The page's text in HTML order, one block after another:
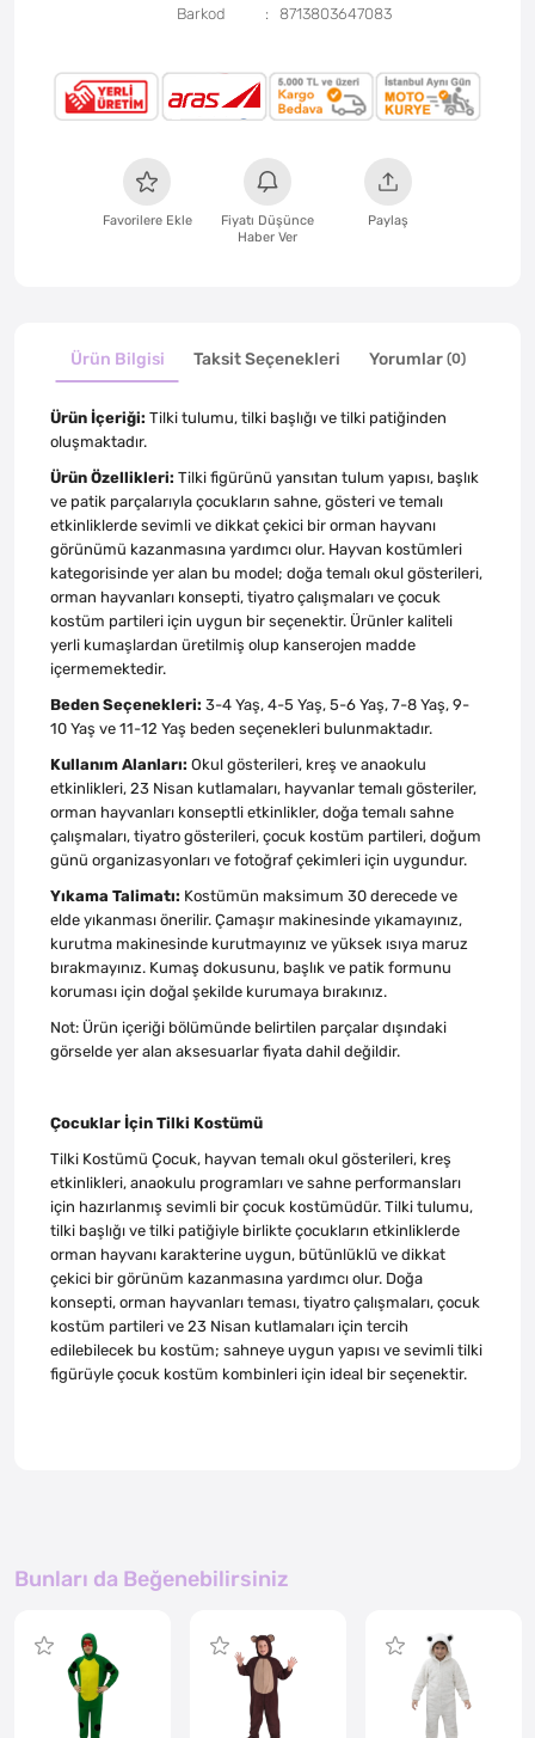
Barkod
8713803647083
Favorilere Ekle
Fiyatı Düşünce
Haber Ver
Paylaş
Ürün Bilgisi Taksit Seçenekleri Yorumlar (0)
Ürün İçeriği: Tilki tulumu, tilki başlığı ve tilki patiğinden
oluşmaktadır.
Ürün Özellikleri: Tilki figürünü yansıtan tulum yapısı, başlık
ve patik parçalarıyla çocukların sahne, gösteri ve temalı
etkinliklerde sevimli ve dikkat çekici bir orman hayvanı
görünümü kazanmasına yardımcı olur. Hayvan kostümleri
kategorisinde yer alan bu model; doğa temalı okul gösterileri,
orman hayvanları konsepti, tiyatro çalışmaları ve çocuk
kostüm partileri için uygun bir seçenektir. Ürünler kaliteli
yerli kumaşlardan üretilmiş olup kanserojen madde
içermemektedir.
Beden Seçenekleri: 3-4 Yaş, 4-5 Yaş, 5-6 Yaş, 7-8 Yaş, 9-
10 Yaş ve 11-12 Yaş beden seçenekleri bulunmaktadır.
Kullanım Alanları: Okul gösterileri, kreş ve anaokulu
etkinlikleri, 23 Nisan kutlamaları, hayvanlar temalı gösteriler,
orman hayvanları konseptli etkinlikler, doğa temalı sahne
çalışmaları, tiyatro gösterileri, çocuk kostüm partileri, doğum
günü organizasyonları ve fotoğraf çekimleri için uygundur.
Yıkama Talimatı: Kostümün maksimum 30 derecede ve
elde yıkanması önerilir. Çamaşır makinesinde yıkamayınız,
kurutma makinesinde kurutmayınız ve yüksek ısıya maruz
bırakmayınız. Kumaş dokusunu, başlık ve patik formunu
koruması için doğal şekilde kurumaya bırakınız.
Not: Ürün içeriği bölümünde belirtilen parçalar dışındaki
görselde yer alan aksesuarlar fiyata dahil değildir.
Çocuklar İçin Tilki Kostümü
Tilki Kostümü Çocuk, hayvan temalı okul gösterileri, kreş
etkinlikleri, anaokulu programları ve sahne performansları
için hazırlanmış sevimli bir çocuk kostümüdür. Tilki tulumu,
tilki başlığı ve tilki patiğiyle birlikte çocukların etkinliklerde
orman hayvanı karakterine uygun, bütünlüklü ve dikkat
çekici bir görünüm kazanmasına yardımcı olur. Doğa
konsepti, orman hayvanları teması, tiyatro çalışmaları, çocuk
kostüm partileri ve 23 Nisan kutlamaları için tercih
edilebilecek bu kostüm; sahneye uygun yapısı ve sevimli tilki
figürüyle çocuk kostüm kombinleri için ideal bir seçenektir.
Bunları da Beğenebilirsiniz